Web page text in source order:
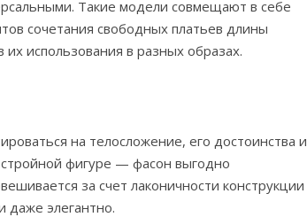
Такие модели совмещают в себе
сочетания свободных платьев длины
использования в разных образах.
на телосложение, его достоинства и
фигуре — фасон выгодно
за счет лаконичности конструкции
даже элегантно.